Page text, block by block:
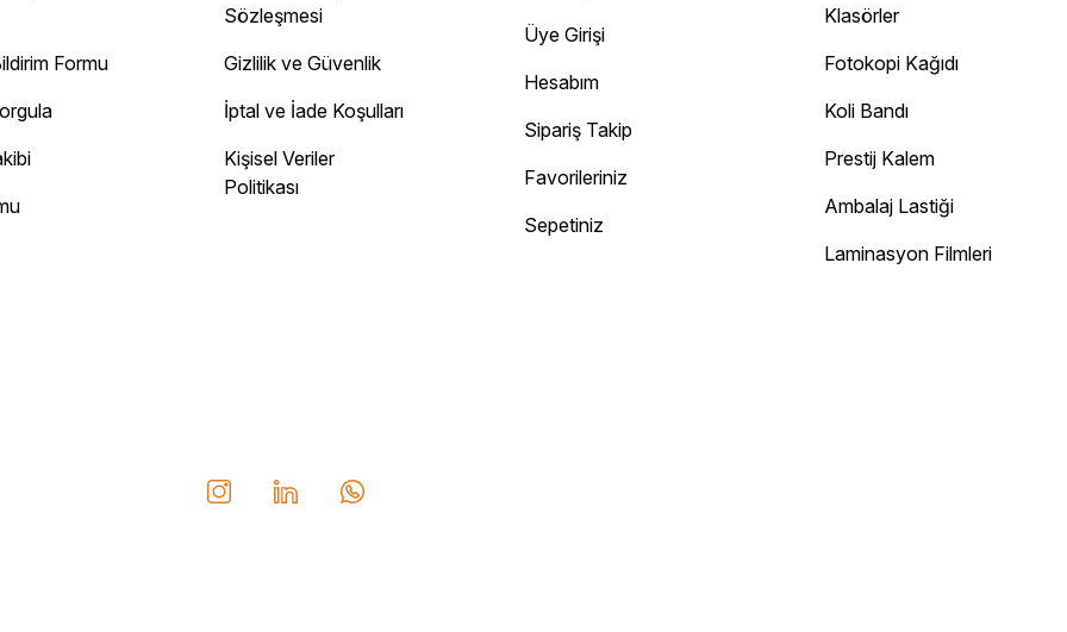
mesaj olarak geliyor.
site
Formu
Sözleşmesi
Gizlilik ve Güvenlik
İptal ve İade Koşulları
Kişisel Veriler
Politikası
Üye Girişi
Hesabım
Sipariş Takip
Favorileriniz
Sepetiniz
Klasörler
Fotokopi Kağıdı
Koli Bandı
Prestij Kalem
Ambalaj Lastiği
Laminasyon Filmleri